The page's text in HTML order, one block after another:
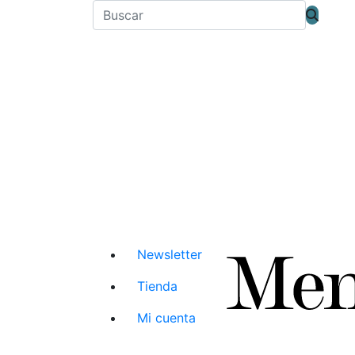
Newsletter
Tienda
Mi cuenta